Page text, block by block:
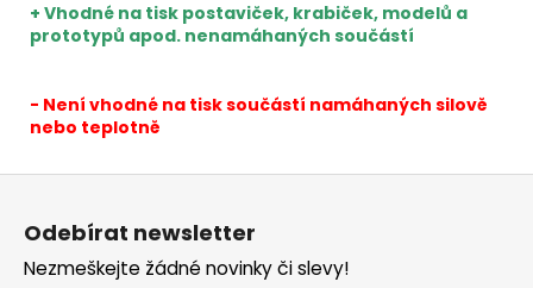
+ Vhodné na tisk postaviček, krabiček, modelů a
prototypů apod. nenamáhaných součástí
- Není vhodné na tisk součástí namáhaných silově
nebo teplotně
Odebírat newsletter
Nezmeškejte žádné novinky či slevy!